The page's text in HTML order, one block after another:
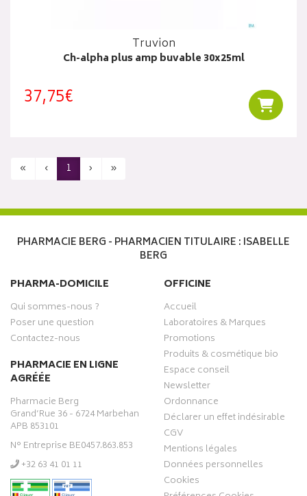
Truvion
Ch-alpha plus amp buvable 30x25ml
37,75€
« ‹ 1 › »
PHARMACIE BERG - PHARMACIEN TITULAIRE : ISABELLE
BERG
PHARMA-DOMICILE
Qui sommes-nous ?
Poser une question
Contactez-nous
PHARMACIE EN LIGNE
AGRÉÉE
Pharmacie Berg
Grand’Rue 36 - 6724 Marbehan
APB 853101
N° Entreprise BE0457.863.853
‭+32 63 41 01 11‬
OFFICINE
Accueil
Laboratoires & Marques
Promotions
Produits & cosmétique bio
Espace conseil
Newsletter
Ordonnance
Déclarer un effet indésirable
CGV
Mentions légales
Données personnelles
Cookies